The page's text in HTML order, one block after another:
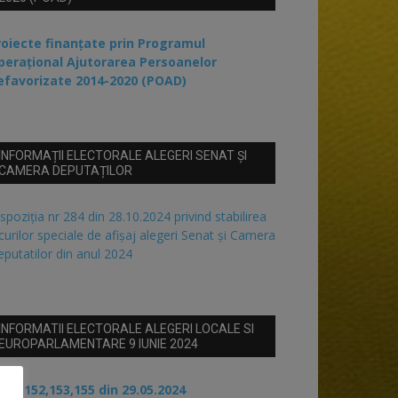
finanțate prin Programul
Ajutorarea Persoanelor
2014-2020 (POAD)
INFORMAȚII ELECTORALE ALEGERI SENAT ȘI
DEPUTAȚILOR
nr 284 din 28.10.2024 privind stabilirea
speciale de afișaj alegeri Senat și Camera
din anul 2024
INFORMATII ELECTORALE ALEGERI LOCALE SI
EUROPARLAMENTARE 9 IUNIE 2024
nr 152,153,155 din 29.05.2024